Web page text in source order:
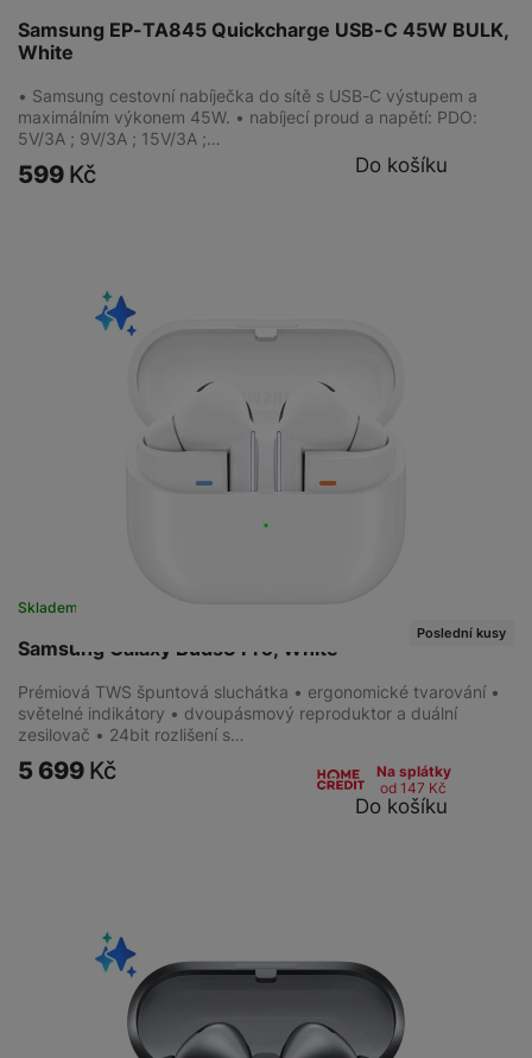
Samsung EP-TA845 Quickcharge USB-C 45W BULK,
White
• Samsung cestovní nabíječka do sítě s USB-C výstupem a
maximálním výkonem 45W. • nabíjecí proud a napětí: PDO:
5V/3A ; 9V/3A ; 15V/3A ;…
599 Kč Do košíku
Samsung Galaxy Buds3 Pro, White
Skladem na prodejně
Poslední kusy
Prémiová TWS špuntová sluchátka • ergonomické tvarování •
světelné indikátory • dvoupásmový reproduktor a duální
zesilovač • 24bit rozlišení s…
5 699 Kč
Na splátky
od 147 Kč
Do košíku